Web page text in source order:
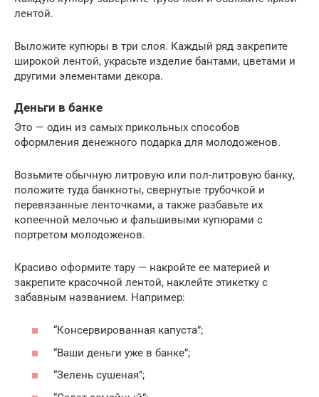
лентой.
Выложите купюры в три слоя. Каждый ряд закрепите
широкой лентой, украсьте изделие бантами, цветами и
другими элементами декора.
Деньги в банке
Это — один из самых прикольных способов
оформления денежного подарка для молодоженов.
Возьмите обычную литровую или пол-литровую банку,
положите туда банкноты, свернутые трубочкой и
перевязанные ленточками, а также разбавьте их
копеечной мелочью и фальшивыми купюрами с
портретом молодоженов.
Красиво оформите тару — накройте ее материей и
закрепите красочной лентой, наклейте этикетку с
забавным названием. Например:
“Консервированная капуста”;
“Ваши деньги уже в банке”;
“Зелень сушеная”;